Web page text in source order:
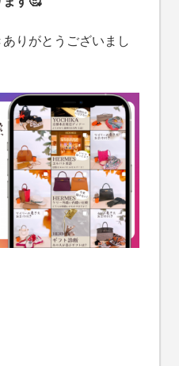
りがとうございまし